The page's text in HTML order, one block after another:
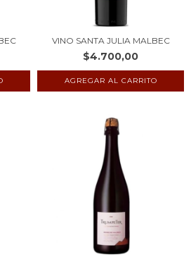
VINO SANTA JULIA MALBEC
$4.700,00